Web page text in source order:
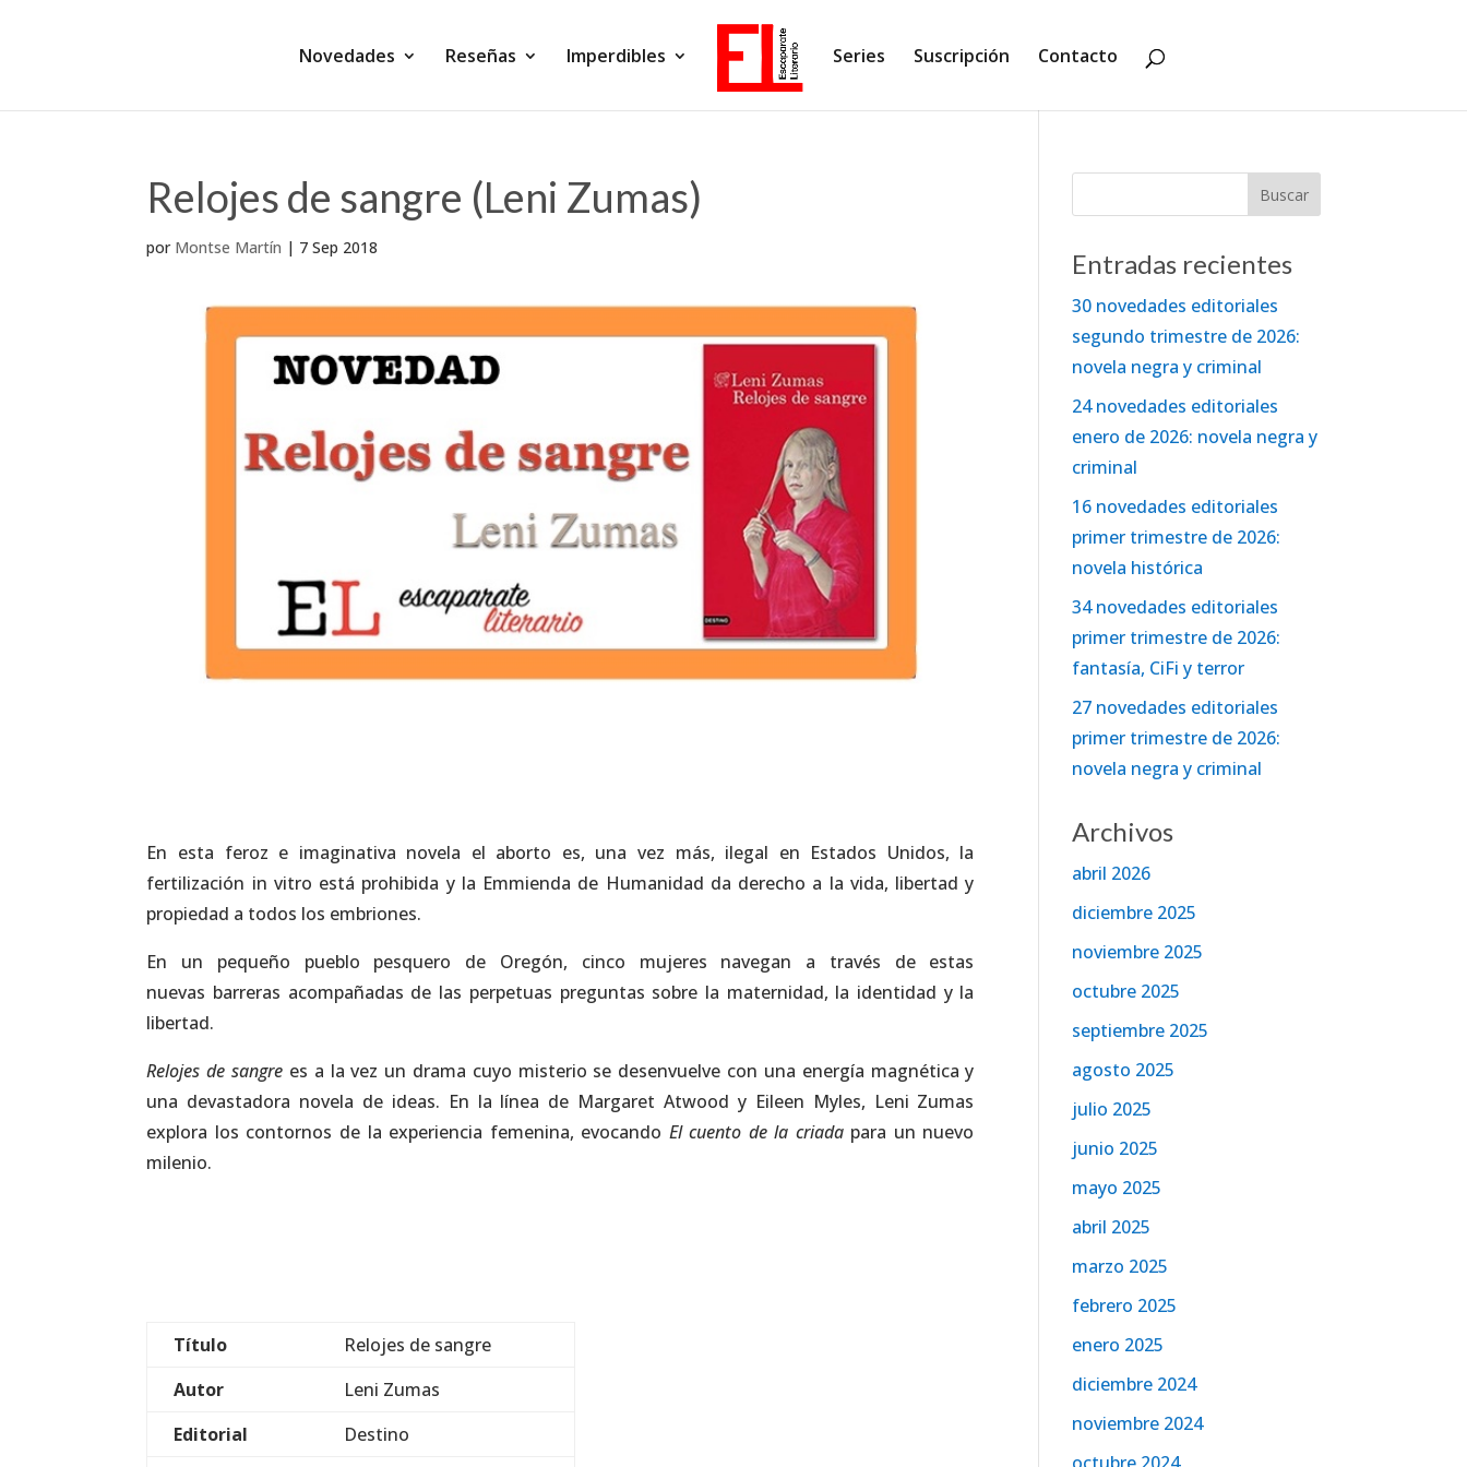
Novedades Reseñas Imperdibles Series Suscripción Contacto
Relojes de sangre (Leni Zumas)
por Montse Martín | 7 Sep 2018
En esta feroz e imaginativa novela el aborto es, una vez más, ilegal en Estados Unidos, la
fertilización in vitro está prohibida y la Emmienda de Humanidad da derecho a la vida, libertad y
propiedad a todos los embriones.
En un pequeño pueblo pesquero de Oregón, cinco mujeres navegan a través de estas
nuevas barreras acompañadas de las perpetuas preguntas sobre la maternidad, la identidad y la
libertad.
Relojes de sangre es a la vez un drama cuyo misterio se desenvuelve con una energía magnética y
una devastadora novela de ideas. En la línea de Margaret Atwood y Eileen Myles, Leni Zumas
explora los contornos de la experiencia femenina, evocando El cuento de la criadapara un nuevo
milenio.
Título
Relojes de sangre
Autor
Leni Zumas
Editorial
Destino
Entradas recientes
30 novedades editoriales
segundo trimestre de 2026:
novela negra y criminal
24 novedades editoriales
enero de 2026: novela negra y
criminal
16 novedades editoriales
primer trimestre de 2026:
novela histórica
34 novedades editoriales
primer trimestre de 2026:
fantasía, CiFi y terror
27 novedades editoriales
primer trimestre de 2026:
novela negra y criminal
Archivos
abril 2026
diciembre 2025
noviembre 2025
octubre 2025
septiembre 2025
agosto 2025
julio 2025
junio 2025
mayo 2025
abril 2025
marzo 2025
febrero 2025
enero 2025
diciembre 2024
noviembre 2024